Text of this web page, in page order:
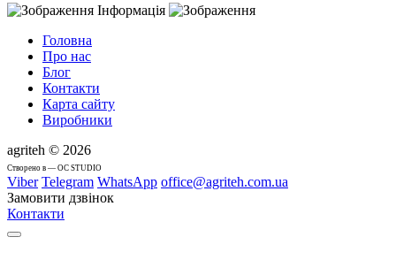
Інформація
Головна
Про нас
Блог
Контакти
Карта сайту
Виробники
agriteh © 2026
Cтворено в — OC STUDIO
Viber Telegram WhatsApp office@agriteh.com.ua
Замовити дзвінок
Контакти